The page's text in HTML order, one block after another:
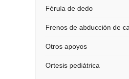
Férula de dedo
Frenos de abducción de
Otros apoyos
Ortesis pediátrica